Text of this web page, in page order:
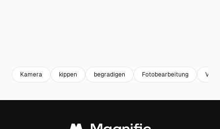
Kamera kippen begradigen Fotobearbeitung